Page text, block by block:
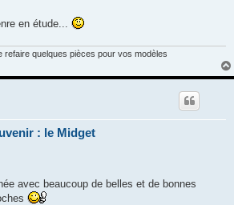
en étude...
refaire quelques pièces pour vos modèles
: le Midget
avec beaucoup de belles et de bonnes